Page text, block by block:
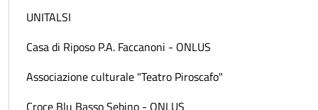
UNITALSI
Casa di Riposo P.A. Faccanoni - ONLUS
Associazione culturale "Teatro Piroscafo"
Croce Blu Basso Sebino - ONLUS